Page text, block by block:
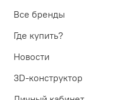
Все бренды
Где купить?
Новости
3D-конструктор